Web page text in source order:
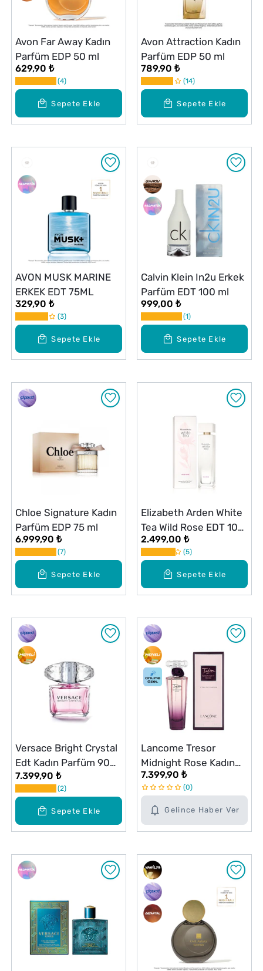
Sepete Ekle
Avon Far Away Kadın
Parfüm EDP 50 ml
629,90 ₺
4
Sepete Ekle
Avon Attraction Kadın
Parfüm EDP 50 ml
789,90 ₺
14
Sepete Ekle
AVON MUSK MARINE
ERKEK EDT 75ML
329,90 ₺
3
Sepete Ekle
Calvin Klein In2u Erkek
Parfüm EDT 100 ml
999,00 ₺
1
Sepete Ekle
Chloe Signature Kadın
Parfüm EDP 75 ml
6.999,90 ₺
7
Sepete Ekle
Elizabeth Arden White
Tea Wild Rose EDT 100
ml
2.499,00 ₺
5
Sepete Ekle
Versace Bright Crystal
Edt Kadın Parfüm 90
ml
7.399,90 ₺
2
Gelince Haber Ver
Lancome Tresor
Midnight Rose Kadın
Parfüm EDP 50 ml
7.399,90 ₺
0